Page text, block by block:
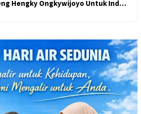
Hengky Ongkywijoyo Untuk Ind…